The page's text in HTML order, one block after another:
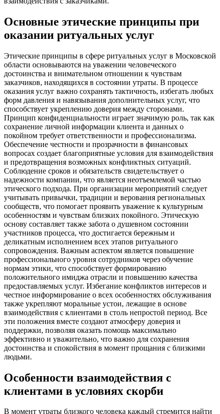
Основные этические принципы при
оказании ритуальных услуг
Этические принципы в сфере ритуальных услуг в Московской
области основываются на уважении человеческого
достоинства и внимательном отношении к чувствам
заказчиков, находящихся в состоянии утраты. В процессе
оказания услуг важно сохранять тактичность, избегать любых
форм давления и навязывания дополнительных услуг, что
способствует укреплению доверия между сторонами.
Принцип конфиденциальности играет значимую роль, так как
сохранение личной информации клиента и данных о
покойном требует ответственности и профессионализма.
Обеспечение честности и прозрачности в финансовых
вопросах создает благоприятные условия для взаимодействия
и предотвращения возможных конфликтных ситуаций.
Соблюдение сроков и обязательств свидетельствует о
надежности компании, что является неотъемлемой частью
этического подхода. При организации мероприятий следует
учитывать привычки, традиции и верования региональных
сообществ, что помогает проявить уважение к культурным
особенностям и чувствам близких покойного. Этическую
основу составляет также забота о душевном состоянии
участников процесса, что достигается бережным и
деликатным исполнением всех этапов ритуального
сопровождения. Важным аспектом является повышение
профессионального уровня сотрудников через обучение
нормам этики, что способствует формированию
положительного имиджа отрасли и повышению качества
предоставляемых услуг. Избегание конфликтов интересов и
честное информирование о всех особенностях обслуживания
также укрепляют моральные устои, лежащие в основе
взаимодействия с клиентами в столь непростой период. Все
эти положения вместе создают атмосферу доверия и
поддержки, позволяя оказать помощь максимально
эффективно и уважительно, что важно для сохранения
достоинства и спокойствия в момент прощания с близкими
людьми.
Особенности взаимодействия с
клиентами в условиях скорби
В момент утраты близкого человека каждый стремится найти